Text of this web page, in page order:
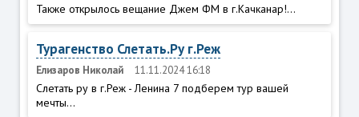
Также открылось вещание Джем ФМ в г.Качканар!...
Турагенство Слетать.Ру г.Реж
Елизаров Николай 11.11.2024 16:18
Слетать ру в г.Реж - Ленина 7 подберем тур вашей
мечты...